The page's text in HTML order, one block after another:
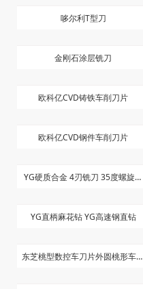
哆尔利T型刀
金刚石涂层铣刀
欧科亿CVD铸铁车削刀片
欧科亿CVD钢件车削刀片
YG硬质合金 4刃铣刀 35度螺旋角
YG直柄麻花钻 YG高速钢直钻
东芝桃型数控车刀片外圆桃形车床